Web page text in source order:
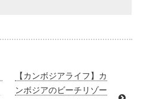
【カンボジアライフ】カ
ンボジアのビーチリゾー